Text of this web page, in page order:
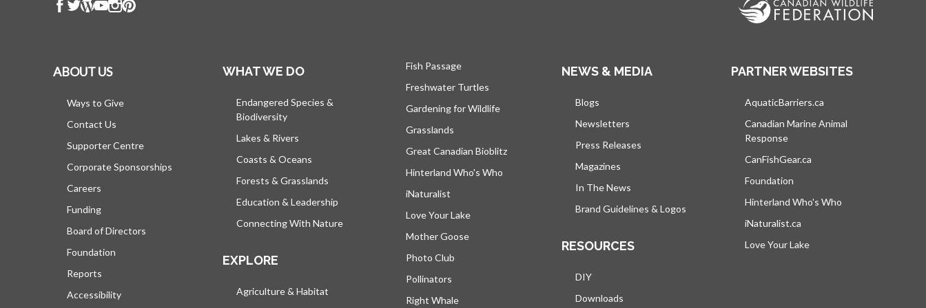
ABOUT US
Ways to Give
Contact Us
Supporter Centre
Corporate Sponsorships
Careers
Funding
Board of Directors
Foundation
Reports
Accessibility
WHAT WE DO
Endangered Species &
Biodiversity
Lakes & Rivers
Coasts & Oceans
Forests & Grasslands
Education & Leadership
Connecting With Nature
EXPLORE
Agriculture & Habitat
Fish Passage
Freshwater Turtles
Gardening for Wildlife
Grasslands
Great Canadian Bioblitz
Hinterland Who's Who
iNaturalist
Love Your Lake
Mother Goose
Photo Club
Pollinators
Right Whale
NEWS & MEDIA
Blogs
Newsletters
Press Releases
Magazines
In The News
Brand Guidelines & Logos
RESOURCES
DIY
Downloads
PARTNER WEBSITES
AquaticBarriers.ca
Canadian Marine Animal
Response
CanFishGear.ca
Foundation
Hinterland Who's Who
iNaturalist.ca
Love Your Lake